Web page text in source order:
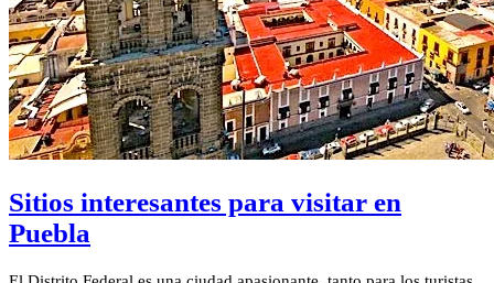
Sitios interesantes para visitar en
Puebla